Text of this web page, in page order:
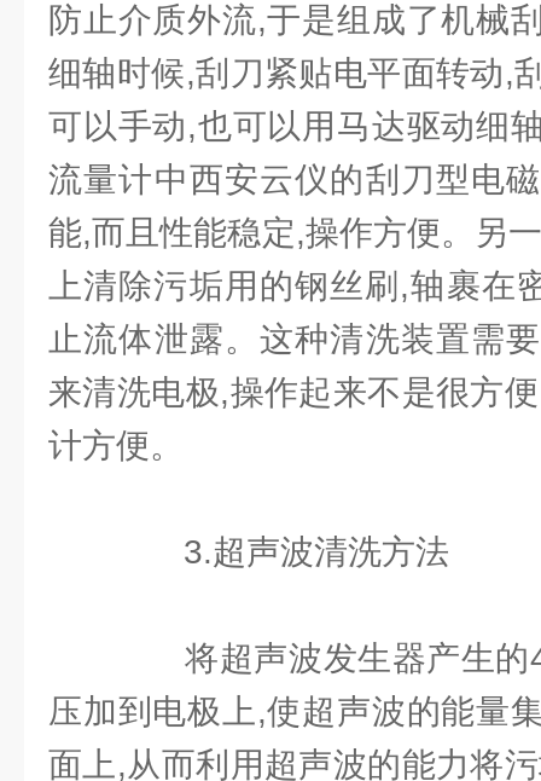
防止介质外流,于是组成了机械
细轴时候,刮刀紧贴电平面转动,
可以手动,也可以用马达驱动细
流量计中西安云仪的刮刀型电
能,而且性能稳定,操作方便。另
上清除污垢用的钢丝刷,轴裹在
止流体泄露。这种清洗装置需
来清洗电极,操作起来不是很方
计方便。
3.超声波清洗方法
将超声波发生器产生的
压加到电极上,使超声波的能量
面上,从而利用超声波的能力将